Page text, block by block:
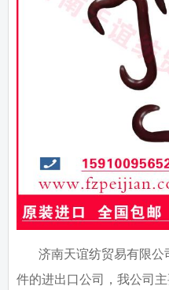
济南天谊纺贸易有限
件的进出口公司，我公司